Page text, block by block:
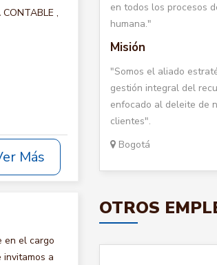
,
Más
en el cargo
invitamos a
en todos los procesos
humana."
Misión
"Somos el aliado
gestión integral del
enfocado al deleite de
clientes".
Bogotá
OTROS